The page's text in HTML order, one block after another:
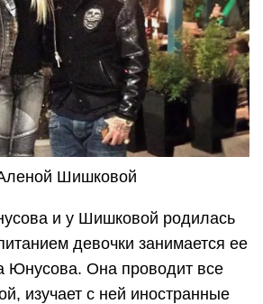
Шишковой
и у Шишковой родилась
девочки занимается ее
Юнусова. Она проводит все
изучает с ней иностранные